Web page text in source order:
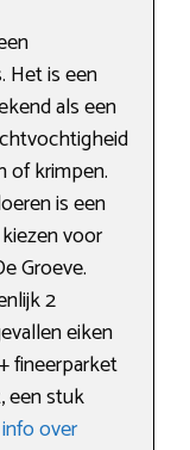
Het is een
als een
of krimpen.
is een
voor
Groeve.
2
eiken
fineerparket
een stuk
over